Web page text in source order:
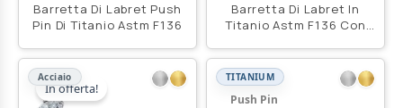
Barretta Di Labret Push
Pin Di Titanio Astm F136
Barretta Di Labret In
Titanio Astm F136 Con
In offerta!
Acciaio TITANIUM
Push Pin